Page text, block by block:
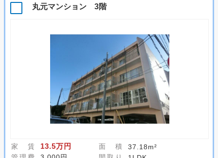
丸元マンション 3階
家 賃 13.5万円 面 積
37.18m²